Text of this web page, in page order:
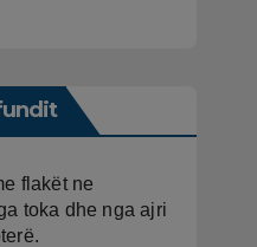
flakët ne
toka dhe nga ajri